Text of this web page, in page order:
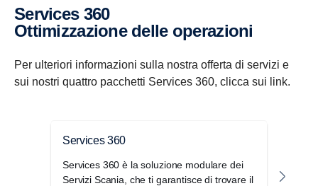
Services 360
Ottimizzazione delle operazioni
Per ulteriori informazioni sulla nostra offerta di servizi e
sui nostri quattro pacchetti Services 360, clicca sui link.
Services 360
Services 360 è la soluzione modulare dei
Servizi Scania, che ti garantisce di trovare il